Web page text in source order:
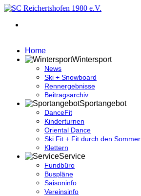
Home
Wintersport
News
Ski + Snowboard
Rennergebnisse
Beitragsarchiv
Sportangebot
DanceFit
Kinderturnen
Oriental Dance
Ski Fit + Fit durch den Sommer
Klettern
Service
Fundbüro
Buspläne
Saisoninfo
Vereinsinfo